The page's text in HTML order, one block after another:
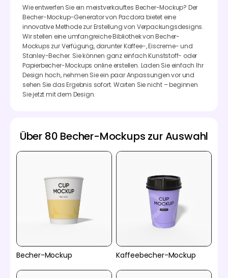
Wie entwerfen Sie ein meistverkauftes Becher-Mockup? Der
Becher-Mockup-Generator von Pacdora bietet eine
innovative Methode zur Erstellung von Verpackungsdesigns.
Wir stellen eine umfangreiche Bibliothek von Becher-
Mockups zur Verfügung, darunter Kaffee-, Eiscreme- und
Stanley-Becher. Sie können ganz einfach Kunststoff- oder
Papierbecher-Mockups online erstellen. Laden Sie einfach Ihr
Design hoch, nehmen Sie ein paar Anpassungen vor und
sehen Sie das Ergebnis sofort. Warten Sie nicht – beginnen
Sie jetzt mit dem Design.
Über 80 Becher-Mockups zur Auswahl
Becher-Mockup Kaffeebecher-Mockup